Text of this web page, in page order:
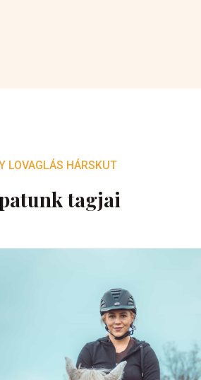
LOVAGLÁS HÁRSKUT
tagjai